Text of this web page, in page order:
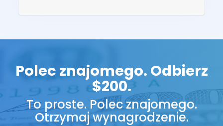
Polec znajomego. Odbierz
$200.
To proste. Polec znajomego.
Otrzymaj wynagrodzenie.